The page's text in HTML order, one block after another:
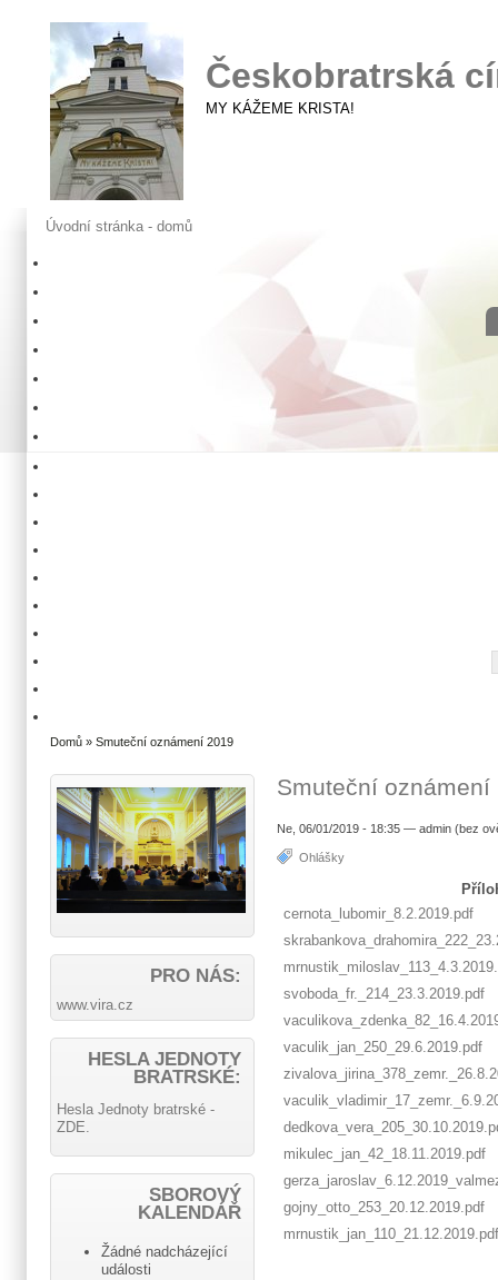
Českobratrská
MY KÁŽEME KRISTA!
Úvodní stránka - domů
Domů » Smuteční oznámení 2019
Smuteční oznámení
Ne, 06/01/2019 - 18:35 — admin (bez
Ohlášky
cernota_lubomir_8.2.2019.pdf
svoboda_fr._214_23.3.2019.pdf
vaculik_jan_250_29.6.2019.pdf
mikulec_jan_42_18.11.2019.pdf
gojny_otto_253_20.12.2019.pdf
mrnustik_jan_110_21.12.2019.pdf
PRO NÁS:
www.vira.cz
HESLA JEDNOTY
BRATRSKÉ:
Hesla Jednoty bratrské -
ZDE.
SBOROVÝ
KALENDÁŘ
Žádné nadcházející
události